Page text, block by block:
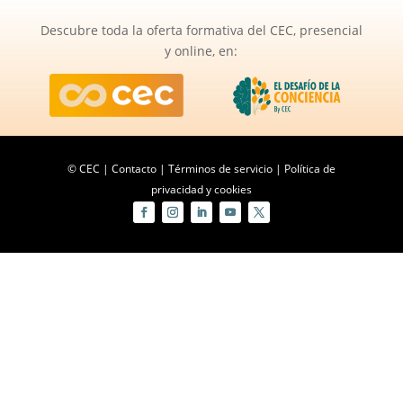
Descubre toda la oferta formativa del CEC, presencial
y online, en:
© CEC | Contacto| Términos de servicio| Política de
privacidad y cookies